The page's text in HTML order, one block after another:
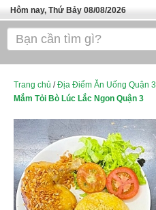
Hôm nay, Thứ Bảy 08/08/2026
Trang chủ
Bánh - Đồ Ăn Vặt
TOP QUÁN ĂN
ĐỊA ĐIỂM ĂN UỐNG HÀ NỘI
Trang chủ /Địa Điểm Ăn Uống Quận 3
Mắm Tỏi Bò Lúc Lắc Ngon Quận 3